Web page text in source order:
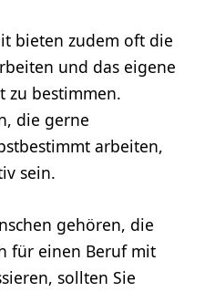
bieten zudem oft die
und das eigene
zu bestimmen.
die gerne
arbeiten,
sein.
gehören, die
für einen Beruf mit
sollten Sie